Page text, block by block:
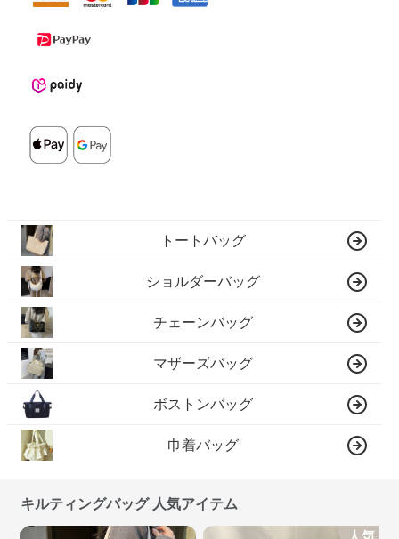
トートバッグ
ショルダーバッグ
チェーンバッグ
マザーズバッグ
ボストンバッグ
巾着バッグ
キルティングバッグ 人気アイテム